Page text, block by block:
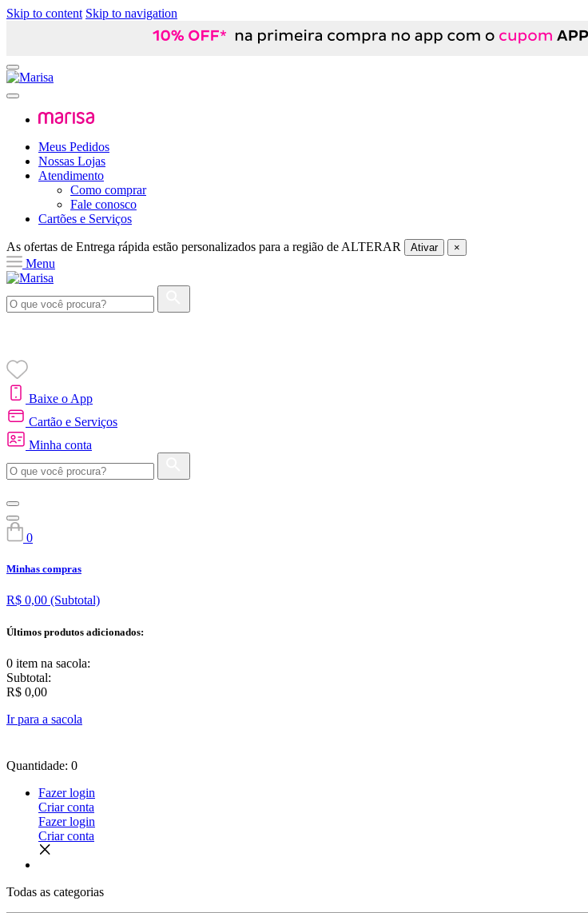
Skip to content Skip to navigation
Meus Pedidos
Nossas Lojas
Atendimento
Como comprar
Fale conosco
Cartões e Serviços
As ofertas de Entrega rápida estão personalizados para a região de ALTERAR Ativar ×
Menu
Baixe o App
Cartão e Serviços
Minha conta
0
Minhas compras
R$ 0,00 (Subtotal)
Últimos produtos adicionados:
0 item na sacola:
Subtotal:
R$ 0,00
Ir para a sacola
Quantidade: 0
Fazer login
Criar conta
Fazer login
Criar conta
Todas as categorias